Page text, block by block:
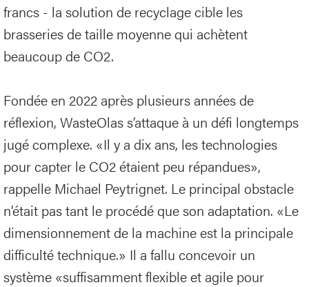
francs - la solution de recyclage cible les
brasseries de taille moyenne qui achètent
beaucoup de CO2.
Fondée en 2022 après plusieurs années de
réflexion, WasteOlas s’attaque à un défi longtemps
jugé complexe. «Il y a dix ans, les technologies
pour capter le CO2 étaient peu répandues»,
rappelle Michael Peytrignet. Le principal obstacle
n’était pas tant le procédé que son adaptation. «Le
dimensionnement de la machine est la principale
difficulté technique.» Il a fallu concevoir un
système «suffisamment flexible et agile pour